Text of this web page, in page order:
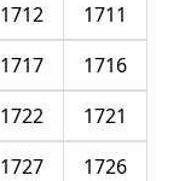
1711
1712
1716
1717
1721
1722
1726
1727